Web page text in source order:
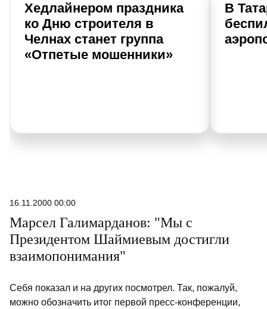
Хедлайнером праздника
ко Дню строителя в
Челнах станет группа
«Отпетые мошенники»
В
16.11.2000 00:00
Марсел Галимарданов: "Мы с
Президентом Шаймиевым достигли
взаимопонимания"
Себя показал и на других посмотрел. Так, пожалуй,
можно обозначить итог первой пресс-конференции,